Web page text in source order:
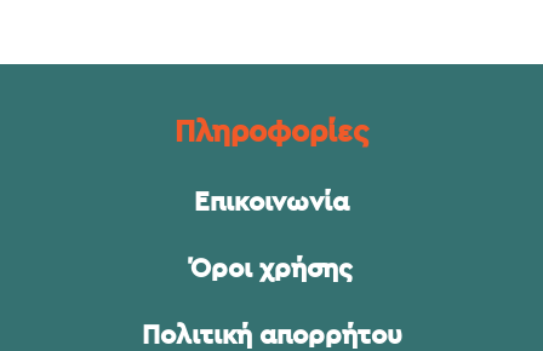
Πληροφορίες
Επικοινωνία
Όροι χρήσης
Πολιτική απορρήτου